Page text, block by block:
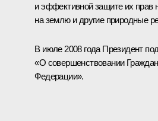
и эффективной защите их прав
на землю и другие природные
В июле 2008 года Президент
«О совершенствовании
Федерации».